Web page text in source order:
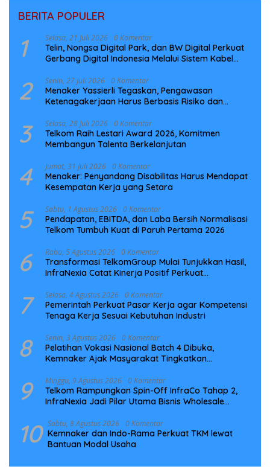
BERITA POPULER
1 Selasa, 21 Juli 2026 0 Komentar
Telin, Nongsa Digital Park, dan BW Digital Perkuat
Gerbang Digital Indonesia Melalui Sistem Kabel
2 Senin, 27 Juli 2026 0 Komentar
Menaker Yassierli Tegaskan, Pengawasan
Ketenagakerjaan Harus Berbasis Risiko dan
3 Selasa, 28 Juli 2026 0 Komentar
Telkom Raih Lestari Award 2026, Komitmen
Membangun Talenta Berkelanjutan
4 Jumat, 31 Juli 2026 0 Komentar
Menaker: Penyandang Disabilitas Harus Mendapat
Kesempatan Kerja yang Setara
5 Sabtu, 1 Agustus 2026 0 Komentar
Pendapatan, EBITDA, dan Laba Bersih Normalisasi
Telkom Tumbuh Kuat di Paruh Pertama 2026
6 Rabu, 5 Agustus 2026 0 Komentar
Transformasi TelkomGroup Mulai Tunjukkan Hasil,
InfraNexia Catat Kinerja Positif Perkuat
7 Selasa, 4 Agustus 2026 0 Komentar
Pemerintah Perkuat Pasar Kerja agar Kompetensi
Tenaga Kerja Sesuai Kebutuhan Industri
8 Senin, 3 Agustus 2026 0 Komentar
Pelatihan Vokasi Nasional Batch 4 Dibuka,
Kemnaker Ajak Masyarakat Tingkatkan
9 Minggu, 9 Agustus 2026 0 Komentar
Telkom Rampungkan Spin-Off InfraCo Tahap 2,
InfraNexia Jadi Pilar Utama Bisnis Wholesale
10 Sabtu, 8 Agustus 2026 0 Komentar
Kemnaker dan Indo-Rama Perkuat TKM lewat
Bantuan Modal Usaha